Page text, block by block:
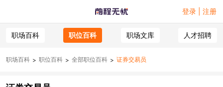
登录 | 注册
职场百科 职位百科 职场文库 人才招聘
职场百科 > 职位百科 > 全部职位百科 > 证券交易员